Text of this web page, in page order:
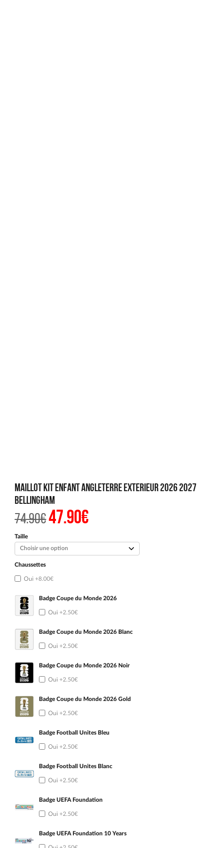
Maillot Kit Enfant Angleterre Exterieur 2026 2027
Bellingham
74.90€Le
prix
était :
74.90€.
47.90€Le
prix
est :
47.90€.
Taille
Chaussettes
Oui +8.00€
Badge Coupe du Monde 2026
Oui +2.50€
Badge Coupe du Monde 2026 Blanc
Oui +2.50€
Badge Coupe du Monde 2026 Noir
Oui +2.50€
Badge Coupe du Monde 2026 Gold
Oui +2.50€
Badge Football Unites Bleu
Oui +2.50€
Badge Football Unites Blanc
Oui +2.50€
Badge UEFA Foundation
Oui +2.50€
Badge UEFA Foundation 10 Years